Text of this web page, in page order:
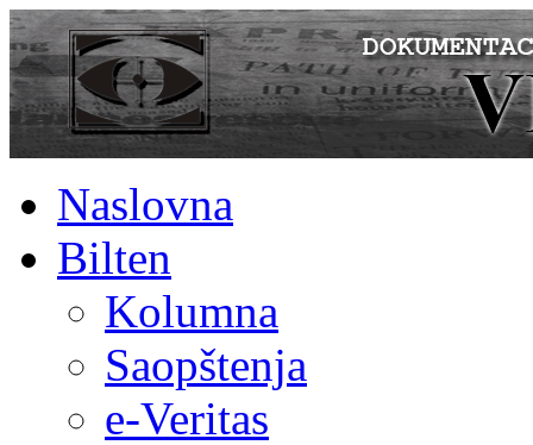
Naslovna
Bilten
Kolumna
Saopštenja
e-Veritas